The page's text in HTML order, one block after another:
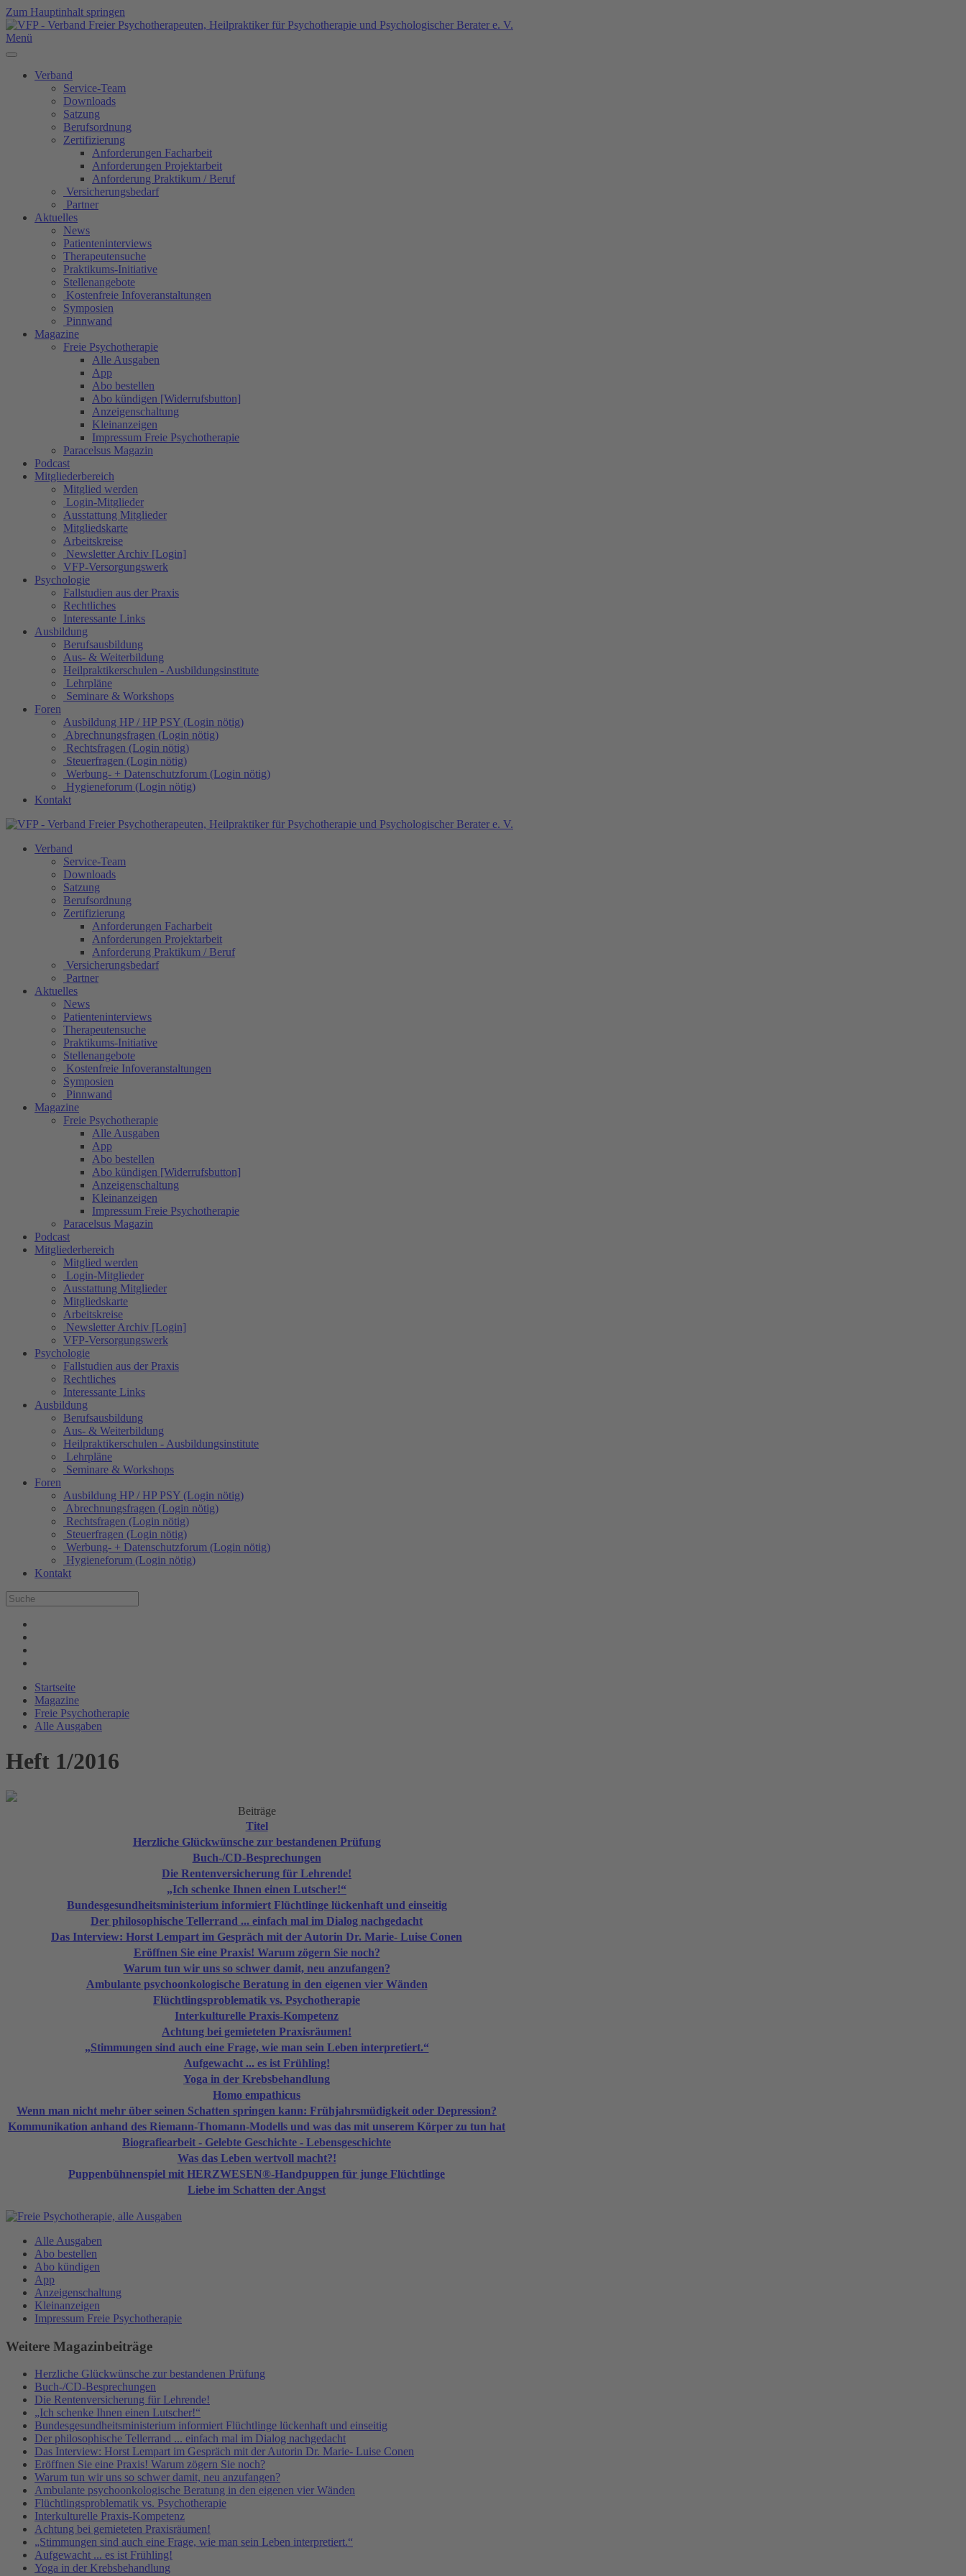
Zum Hauptinhalt springen
Menü
Verband
Service-Team
Downloads
Satzung
Berufsordnung
Zertifizierung
Anforderungen Facharbeit
Anforderungen Projektarbeit
Anforderung Praktikum / Beruf
Versicherungsbedarf
Partner
Aktuelles
News
Patienteninterviews
Therapeutensuche
Praktikums-Initiative
Stellenangebote
Kostenfreie Infoveranstaltungen
Symposien
Pinnwand
Magazine
Freie Psychotherapie
Alle Ausgaben
App
Abo bestellen
Abo kündigen [Widerrufsbutton]
Anzeigenschaltung
Kleinanzeigen
Impressum Freie Psychotherapie
Paracelsus Magazin
Podcast
Mitgliederbereich
Mitglied werden
Login-Mitglieder
Ausstattung Mitglieder
Mitgliedskarte
Arbeitskreise
Newsletter Archiv [Login]
VFP-Versorgungswerk
Psychologie
Fallstudien aus der Praxis
Rechtliches
Interessante Links
Ausbildung
Berufsausbildung
Aus- & Weiterbildung
Heilpraktikerschulen - Ausbildungsinstitute
Lehrpläne
Seminare & Workshops
Foren
Ausbildung HP / HP PSY (Login nötig)
Abrechnungsfragen (Login nötig)
Rechtsfragen (Login nötig)
Steuerfragen (Login nötig)
Werbung- + Datenschutzforum (Login nötig)
Hygieneforum (Login nötig)
Kontakt
Verband
Service-Team
Downloads
Satzung
Berufsordnung
Zertifizierung
Anforderungen Facharbeit
Anforderungen Projektarbeit
Anforderung Praktikum / Beruf
Versicherungsbedarf
Partner
Aktuelles
News
Patienteninterviews
Therapeutensuche
Praktikums-Initiative
Stellenangebote
Kostenfreie Infoveranstaltungen
Symposien
Pinnwand
Magazine
Freie Psychotherapie
Alle Ausgaben
App
Abo bestellen
Abo kündigen [Widerrufsbutton]
Anzeigenschaltung
Kleinanzeigen
Impressum Freie Psychotherapie
Paracelsus Magazin
Podcast
Mitgliederbereich
Mitglied werden
Login-Mitglieder
Ausstattung Mitglieder
Mitgliedskarte
Arbeitskreise
Newsletter Archiv [Login]
VFP-Versorgungswerk
Psychologie
Fallstudien aus der Praxis
Rechtliches
Interessante Links
Ausbildung
Berufsausbildung
Aus- & Weiterbildung
Heilpraktikerschulen - Ausbildungsinstitute
Lehrpläne
Seminare & Workshops
Foren
Ausbildung HP / HP PSY (Login nötig)
Abrechnungsfragen (Login nötig)
Rechtsfragen (Login nötig)
Steuerfragen (Login nötig)
Werbung- + Datenschutzforum (Login nötig)
Hygieneforum (Login nötig)
Kontakt
Startseite
Magazine
Freie Psychotherapie
Alle Ausgaben
Heft 1/2016
Beiträge
Titel
Herzliche Glückwünsche zur bestandenen Prüfung
Buch-/CD-Besprechungen
Die Rentenversicherung für Lehrende!
„Ich schenke Ihnen einen Lutscher!“
Bundesgesundheitsministerium informiert Flüchtlinge lückenhaft und einseitig
Der philosophische Tellerrand ... einfach mal im Dialog nachgedacht
Das Interview: Horst Lempart im Gespräch mit der Autorin Dr. Marie- Luise Conen
Eröffnen Sie eine Praxis! Warum zögern Sie noch?
Warum tun wir uns so schwer damit, neu anzufangen?
Ambulante psychoonkologische Beratung in den eigenen vier Wänden
Flüchtlingsproblematik vs. Psychotherapie
Interkulturelle Praxis-Kompetenz
Achtung bei gemieteten Praxisräumen!
„Stimmungen sind auch eine Frage, wie man sein Leben interpretiert.“
Aufgewacht ... es ist Frühling!
Yoga in der Krebsbehandlung
Homo empathicus
Wenn man nicht mehr über seinen Schatten springen kann: Frühjahrsmüdigkeit oder Depression?
Kommunikation anhand des Riemann-Thomann-Modells und was das mit unserem Körper zu tun hat
Biografiearbeit - Gelebte Geschichte - Lebensgeschichte
Was das Leben wertvoll macht?!
Puppenbühnenspiel mit HERZWESEN®-Handpuppen für junge Flüchtlinge
Liebe im Schatten der Angst
Alle Ausgaben
Abo bestellen
Abo kündigen
App
Anzeigenschaltung
Kleinanzeigen
Impressum Freie Psychotherapie
Weitere Magazinbeiträge
Herzliche Glückwünsche zur bestandenen Prüfung
Buch-/CD-Besprechungen
Die Rentenversicherung für Lehrende!
„Ich schenke Ihnen einen Lutscher!“
Bundesgesundheitsministerium informiert Flüchtlinge lückenhaft und einseitig
Der philosophische Tellerrand ... einfach mal im Dialog nachgedacht
Das Interview: Horst Lempart im Gespräch mit der Autorin Dr. Marie- Luise Conen
Eröffnen Sie eine Praxis! Warum zögern Sie noch?
Warum tun wir uns so schwer damit, neu anzufangen?
Ambulante psychoonkologische Beratung in den eigenen vier Wänden
Flüchtlingsproblematik vs. Psychotherapie
Interkulturelle Praxis-Kompetenz
Achtung bei gemieteten Praxisräumen!
„Stimmungen sind auch eine Frage, wie man sein Leben interpretiert.“
Aufgewacht ... es ist Frühling!
Yoga in der Krebsbehandlung